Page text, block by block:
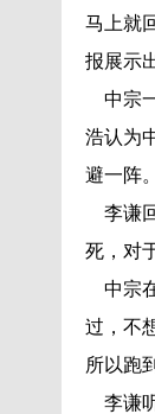
马上就
报展示
中宗
浩认为
避一阵。
李谦
死，对
中宗
过，不
所以跑
李谦